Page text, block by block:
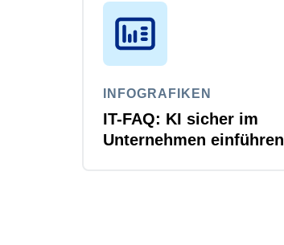
INFOGRAFIKEN
IT-FAQ: KI sicher im
Unternehmen einführen